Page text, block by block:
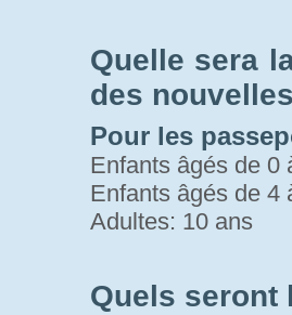
Quelle sera
des
Pour les
Enfants âgés de 0
Enfants âgés de 4
Adultes: 10 ans
Quels seront